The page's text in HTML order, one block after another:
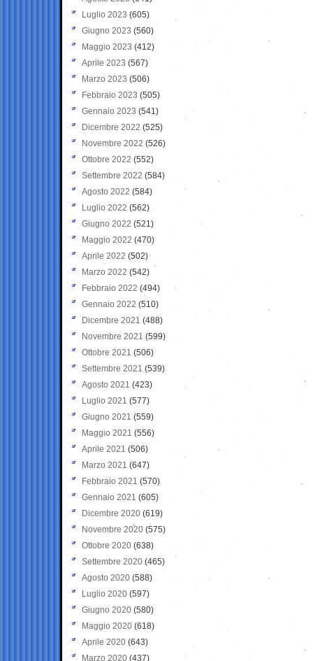
Luglio 2023 (605)
Giugno 2023 (560)
Maggio 2023 (412)
Aprile 2023 (567)
Marzo 2023 (506)
Febbraio 2023 (505)
Gennaio 2023 (541)
Dicembre 2022 (525)
Novembre 2022 (526)
Ottobre 2022 (552)
Settembre 2022 (584)
Agosto 2022 (584)
Luglio 2022 (562)
Giugno 2022 (521)
Maggio 2022 (470)
Aprile 2022 (502)
Marzo 2022 (542)
Febbraio 2022 (494)
Gennaio 2022 (510)
Dicembre 2021 (488)
Novembre 2021 (599)
Ottobre 2021 (506)
Settembre 2021 (539)
Agosto 2021 (423)
Luglio 2021 (577)
Giugno 2021(559)
Maggio 2021 (556)
Aprile 2021 (506)
Marzo 2021 (647)
Febbraio 2021 (570)
Gennaio 2021 (605)
Dicembre 2020 (619)
Novembre 2020 (575)
Ottobre 2020 (638)
Settembre 2020(465)
Agosto 2020 (588)
Luglio 2020 (597)
Giugno 2020 (580)
Maggio 2020 (618)
Aprile 2020 (643)
Marzo 2020 (437)